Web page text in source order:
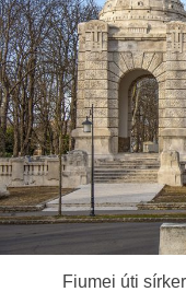
Fiumei úti